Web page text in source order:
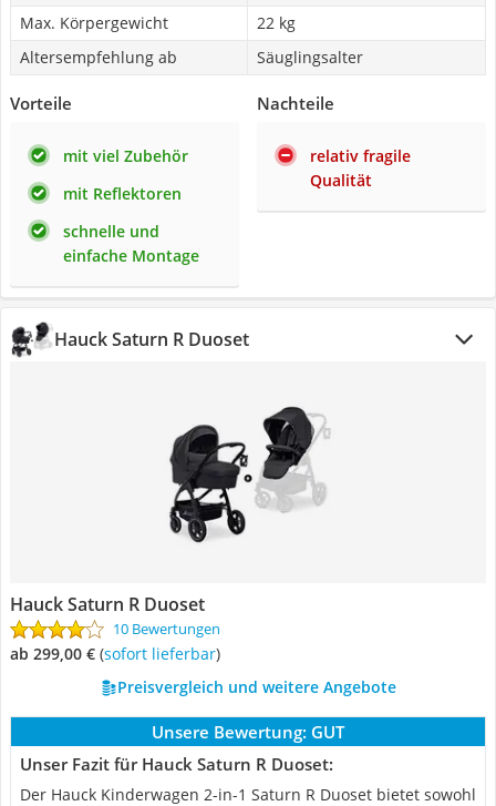
Max. Körpergewicht
22 kg
Altersempfehlung ab
Säuglingsalter
Vorteile
mit viel Zubehör
mit Reflektoren
schnelle und
einfache Montage
Nachteile
relativ fragile
Qualität
Hauck Saturn R Duoset
Hauck Saturn R Duoset
10 Bewertungen
ab 299,00 € ( Sofort lieferbar)
Preisvergleich und weitere Angebote
Unsere Bewertung: GUT
Unser Fazit für Hauck Saturn R Duoset:
Der Hauck Kinderwagen 2-in-1 Saturn R Duoset bietet sowohl